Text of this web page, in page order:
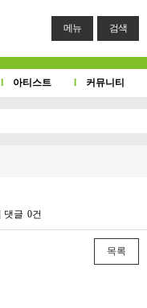
메뉴 검색
l 아티스트 l 커뮤니티
댓글 0건
목록